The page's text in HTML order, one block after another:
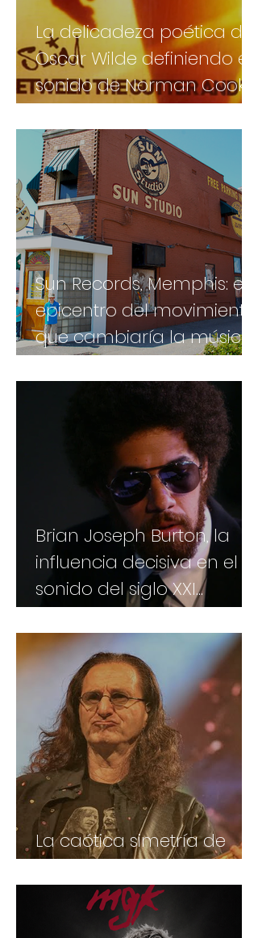
La delicadeza poética de
Oscar Wilde definiendo el
sonido de Norman Cook
en su obra maestra
Sun Records, Memphis: el
epicentro del movimiento
que cambiaría la música
para siempre
Brian Joseph Burton, la
influencia decisiva en el
sonido del siglo XXI...
aunque no sea para
todos
La caótica simetría de
Geddy Lee